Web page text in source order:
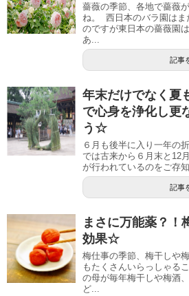
薔薇の季節、各地で薔薇
ね。 西日本のバラ園はま
のですが東日本の薔薇園
あ...
記事
年末だけでなく夏
で心身を浄化し更
う☆
６月も後半に入り一年の
では古来から６月末と12
が行われているのをご存
記事
まさに万能薬？！
効果☆
梅仕事の季節、梅干しや
もたくさんいらっしゃる
の母が毎年梅干しや梅酒
ど...